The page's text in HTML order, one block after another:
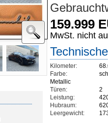
159.999
MwSt. nicht
Kilometer:
Farbe:
Metallic
Türen:
2
Leistung:
Hubraum:
Leergewicht: